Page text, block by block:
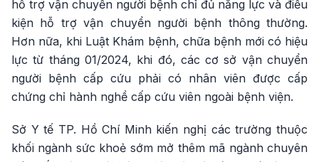
hỗ trợ vận chuyển người bệnh chỉ đủ năng lực và điều
kiện hỗ trợ vận chuyển người bệnh thông thường.
Hơn nữa, khi Luật Khám bệnh, chữa bệnh mới có hiệu
lực từ tháng 01/2024, khi đó, các cơ sở vận chuyển
người bệnh cấp cứu phải có nhân viên được cấp
chứng chỉ hành nghề cấp cứu viên ngoài bệnh viện.
Sở Y tế TP. Hồ Chí Minh kiến nghị các trường thuộc
khối ngành sức khoẻ sớm mở thêm mã ngành chuyên